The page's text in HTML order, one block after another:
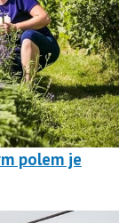
polem je